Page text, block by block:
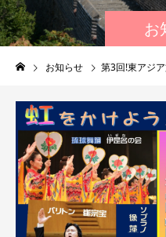
お
お知らせ 第3回!東アジア